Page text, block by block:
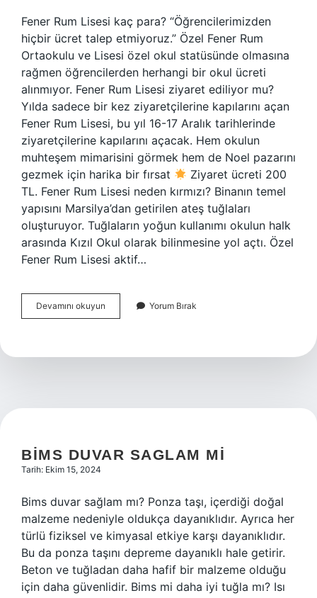
Fener Rum Lisesi kaç para? “Öğrencilerimizden
hiçbir ücret talep etmiyoruz.” Özel Fener Rum
Ortaokulu ve Lisesi özel okul statüsünde olmasına
rağmen öğrencilerden herhangi bir okul ücreti
alınmıyor. Fener Rum Lisesi ziyaret ediliyor mu?
Yılda sadece bir kez ziyaretçilerine kapılarını açan
Fener Rum Lisesi, bu yıl 16-17 Aralık tarihlerinde
ziyaretçilerine kapılarını açacak. Hem okulun
muhteşem mimarisini görmek hem de Noel pazarını
gezmek için harika bir fırsat
​​Ziyaret ücreti 200
TL. Fener Rum Lisesi neden kırmızı? Binanın temel
yapısını Marsilya’dan getirilen ateş tuğlaları
oluşturuyor. Tuğlaların yoğun kullanımı okulun halk
arasında Kızıl Okul olarak bilinmesine yol açtı. Özel
Fener Rum Lisesi aktif…
Devamını okuyun
Rum
Girebilir
Yorum Bırak
BIMS DUVAR SAGLAM MI
Tarih: Ekim 15, 2024
Bims duvar sağlam mı? Ponza taşı, içerdiği doğal
malzeme nedeniyle oldukça dayanıklıdır. Ayrıca her
türlü fiziksel ve kimyasal etkiye karşı dayanıklıdır.
Bu da ponza taşını depreme dayanıklı hale getirir.
Beton ve tuğladan daha hafif bir malzeme olduğu
için daha güvenlidir. Bims mi daha iyi tuğla mı? Isı